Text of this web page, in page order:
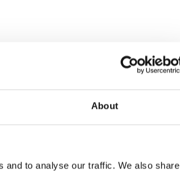
About
and to analyse our traffic. We also share